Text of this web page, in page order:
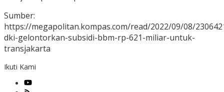
Sumber:
https://megapolitan.kompas.com/read/2022/09/08/
dki-gelontorkan-subsidi-bbm-rp-621-miliar-untuk-
transjakarta
Ikuti Kami